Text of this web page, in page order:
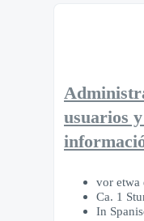
usuarios
vor etwa
Ca. 1
In